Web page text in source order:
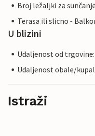
Broj ležaljki za
Terasa ili slicno -
U blizini
Udaljenost od trgovine:
Udaljenost obale/
Istraži